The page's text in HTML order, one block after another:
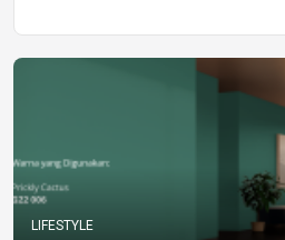
LIFESTYLE